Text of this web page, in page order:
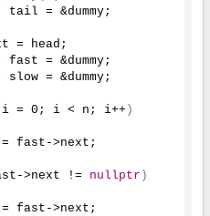
tail = &dummy;
= head;
fast = &dummy;
slow = &dummy;
i = 0 ; i < n; i++ )
fast = fast->next;
>next != nullptr )
fast = fast->next;